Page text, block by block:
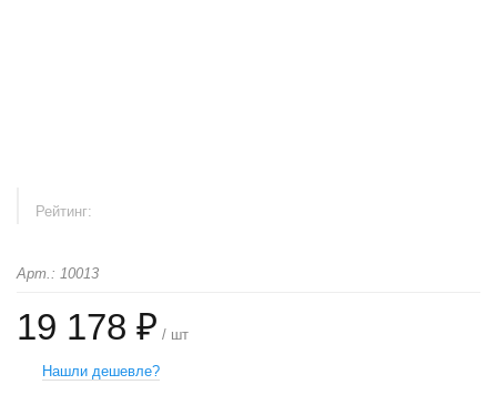
Рейтинг:
Арт.: 10013
19 178 ₽ / шт
Нашли дешевле?